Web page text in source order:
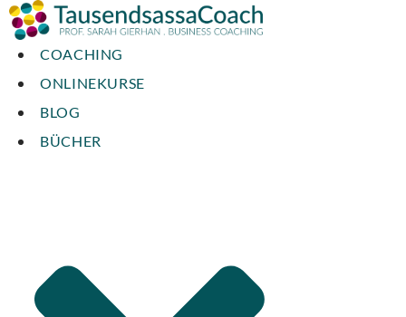
COACHING
ONLINEKURSE
BLOG
BÜCHER